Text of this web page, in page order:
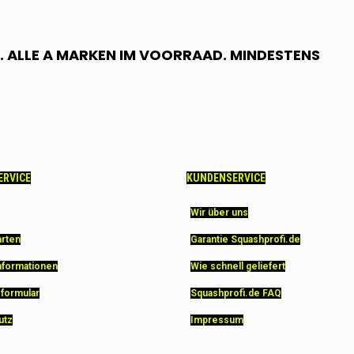
A MARKEN IM VOORRAAD. MINDESTENS
KUNDENSERVICE
Wir über uns
Garantie Squashprofi.de
Wie schnell geliefert
Squashprofi.de FAQ
Impressum